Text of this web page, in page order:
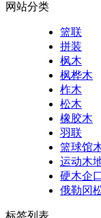
网站分类
篮联
拼装
枫木
枫桦木
柞木
松木
橡胶木
羽联
篮球馆
运动木
硬木企
俄勒冈